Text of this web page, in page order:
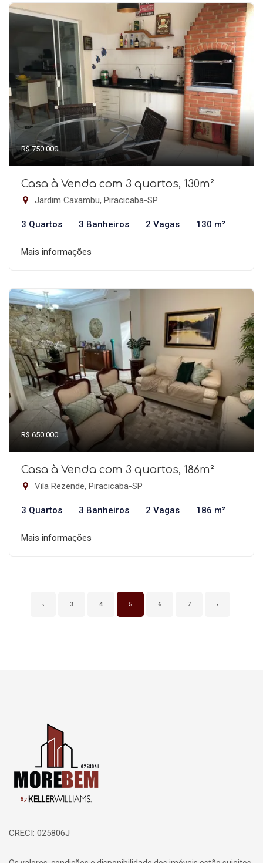
R$ 750.000
Casa à Venda com 3 quartos, 130m²
Jardim Caxambu, Piracicaba-SP
3 Quartos 3 Banheiros 2 Vagas 130 m²
Mais informações
R$ 650.000
Casa à Venda com 3 quartos, 186m²
Vila Rezende, Piracicaba-SP
3 Quartos 3 Banheiros 2 Vagas 186 m²
Mais informações
‹ 3 4 5 6 7 ›
Página inicial
CRECI: 025806J